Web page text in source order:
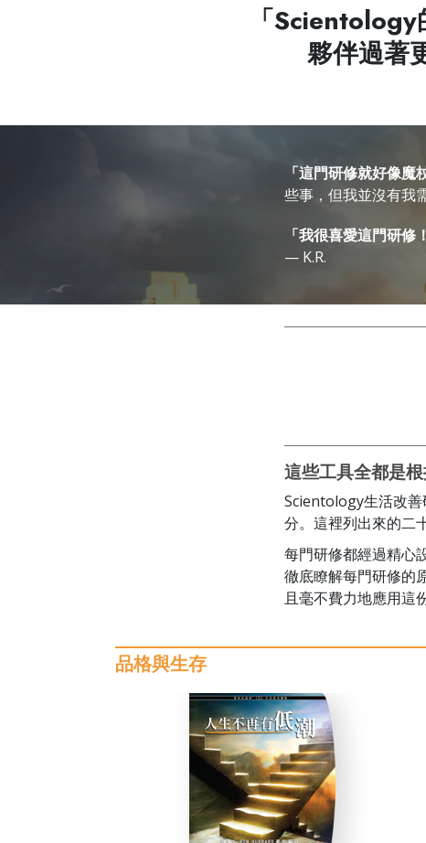
「
夥伴過著
「這門研修就好像魔
些事，但我並沒有我
「我很喜愛這門研修
— K.R.
這些工具全都是
Scientology生活改
分。這裡列出來的二
每門研修都經過精心
徹底瞭解每門研修的
且毫不費力地應用這
品格與生存